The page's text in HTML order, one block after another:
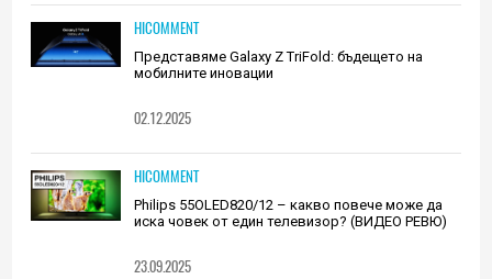
HICOMMENT
Представяме Galaxy Z TriFold: бъдещето на
мобилните иновации
02.12.2025
HICOMMENT
Philips 55OLED820/12 – какво повече може да
иска човек от един телевизор? (ВИДЕО РЕВЮ)
23.09.2025